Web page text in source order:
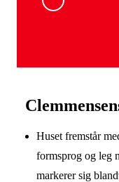
Huset fremstår
formsprog og leg
markerer sig